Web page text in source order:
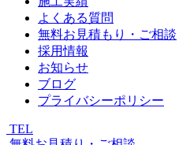
よくある質問
無料お見積もり・ご相談
採用情報
お知らせ
ブログ
プライバシーポリシー
TEL